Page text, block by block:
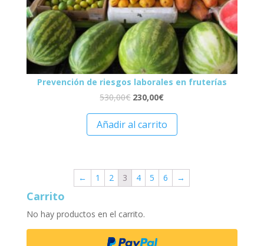
Prevención de riesgos laborales en fruterías
530,00€ 230,00€
Añadir al carrito
← 1 2 3 4 5 6 →
Carrito
No hay productos en el carrito.